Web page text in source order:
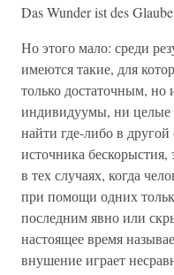
Das Wunder ist des
Но этого мало: среди
имеются такие, для
только достаточным,
индивидуумы, ни целые
найти где-либо в
источника
в тех случаях, когда
при помощи одних
последним явно или
настоящее время
внушение играет